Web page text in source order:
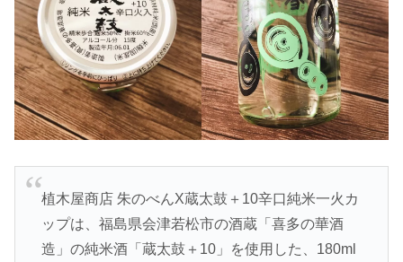
植木屋商店 朱のべんX蔵太鼓＋10辛口純米一火カ
ップは、福島県会津若松市の酒蔵「喜多の華酒
造」の純米酒「蔵太鼓＋10」を使用した、180ml